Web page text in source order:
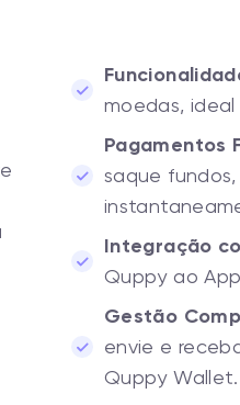
moedas,
Pagamentos
saque
Integração
Quppy ao
Gestão
envie e
Quppy Wallet.